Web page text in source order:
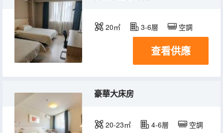
20㎡ 3-6層 空調
查看供應
豪華大床房
20-23㎡ 4-6層 空調